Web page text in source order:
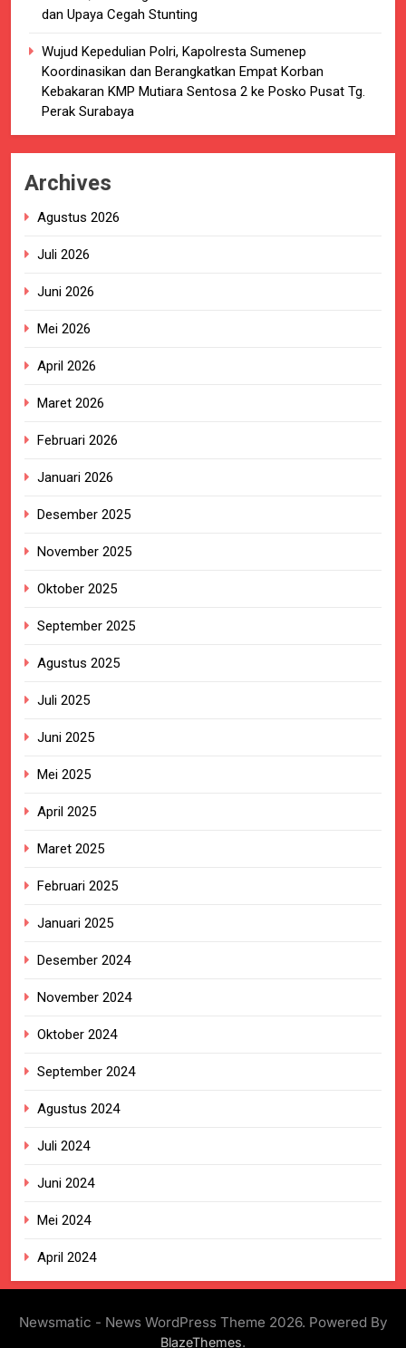
dan Upaya Cegah Stunting
Wujud Kepedulian Polri, Kapolresta Sumenep
Koordinasikan dan Berangkatkan Empat Korban
Kebakaran KMP Mutiara Sentosa 2 ke Posko Pusat Tg.
Perak Surabaya
Archives
Agustus 2026
Juli 2026
Juni 2026
Mei 2026
April 2026
Maret 2026
Februari 2026
Januari 2026
Desember 2025
November 2025
Oktober 2025
September 2025
Agustus 2025
Juli 2025
Juni 2025
Mei 2025
April 2025
Maret 2025
Februari 2025
Januari 2025
Desember 2024
November 2024
Oktober 2024
September 2024
Agustus 2024
Juli 2024
Juni 2024
Mei 2024
April 2024
Newsmatic - News WordPress Theme 2026. Powered By
BlazeThemes.